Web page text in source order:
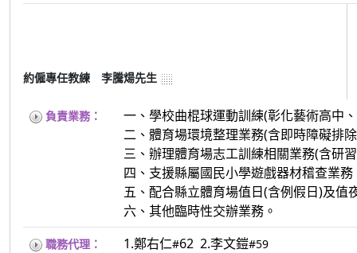
約僱專任教練 李騰煬先生
負責業務：
一、學校曲棍球運動訓練(彰化藝術高中
二、體育場環境整理業務(含即時障礙排
三、辦理體育場志工訓練相關業務(含研
四、支援縣屬國民小學遊戲器材稽查業務
五、配合縣立體育場值日(含例假日)及值
六、其他臨時性交辦業務。
職務代理： 1.鄭右仁#62 2.李文鎧#59